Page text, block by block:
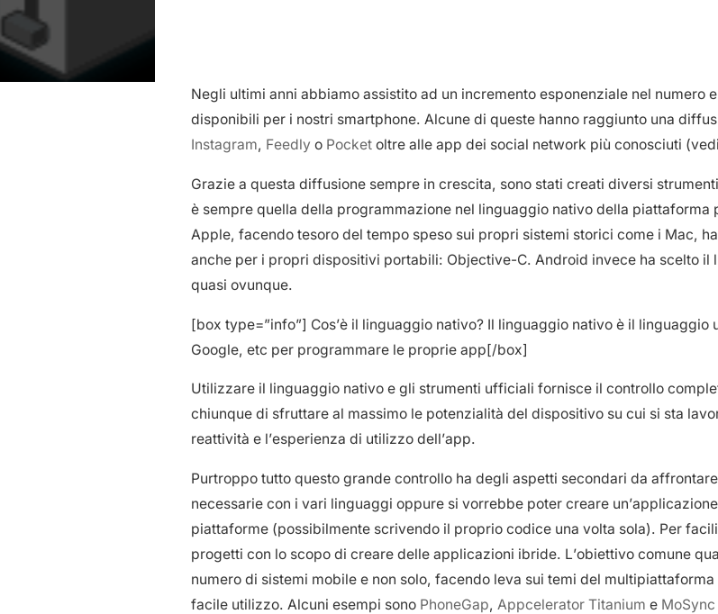
Negli ultimi anni abbiamo assistito ad un incremento esponenziale nel numero
disponibili per i nostri smartphone. Alcune di queste hanno raggiunto una
Instagram, Feedly o Pocket oltre alle app dei social network più conosciuti
Grazie a questa diffusione sempre in crescita, sono stati creati diversi
è sempre quella della programmazione nel linguaggio nativo della piattaforma
Apple, facendo tesoro del tempo speso sui propri sistemi storici come i Mac,
anche per i propri dispositivi portabili: Objective-C. Android invece ha scelto
quasi ovunque.
[box type=”info”] Cos’è il linguaggio nativo? Il linguaggio nativo è il
Google, etc per programmare le proprie app[/box]
Utilizzare il linguaggio nativo e gli strumenti ufficiali fornisce il controllo
chiunque di sfruttare al massimo le potenzialità del dispositivo su cui si sta
reattività e l’esperienza di utilizzo dell’app.
Purtroppo tutto questo grande controllo ha degli aspetti secondari da
necessarie con i vari linguaggi oppure si vorrebbe poter creare
piattaforme (possibilmente scrivendo il proprio codice una volta sola). Per
progetti con lo scopo di creare delle applicazioni ibride. L’obiettivo comune
numero di sistemi mobile e non solo, facendo leva sui temi del
facile utilizzo. Alcuni esempi sono PhoneGap, Appcelerator Titanium e MoSync